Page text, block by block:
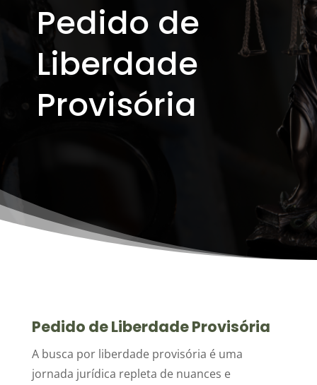
Pedido de
Liberdade
Provisória
Pedido de Liberdade Provisória
A busca por liberdade provisória é uma
jornada jurídica repleta de nuances e